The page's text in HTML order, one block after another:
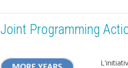
Joint Programming